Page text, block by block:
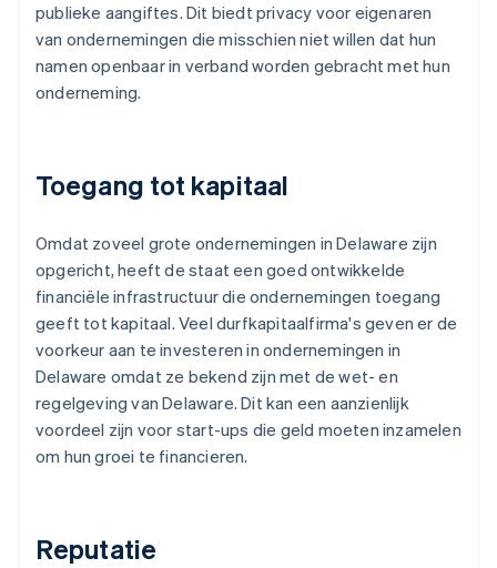
publieke aangiftes. Dit biedt privacy voor eigenaren
van ondernemingen die misschien niet willen dat hun
namen openbaar in verband worden gebracht met hun
onderneming.
Toegang tot kapitaal
Omdat zoveel grote ondernemingen in Delaware zijn
opgericht, heeft de staat een goed ontwikkelde
financiële infrastructuur die ondernemingen toegang
geeft tot kapitaal. Veel durfkapitaalfirma's geven er de
voorkeur aan te investeren in ondernemingen in
Delaware omdat ze bekend zijn met de wet- en
regelgeving van Delaware. Dit kan een aanzienlijk
voordeel zijn voor start-ups die geld moeten inzamelen
om hun groei te financieren.
Reputatie